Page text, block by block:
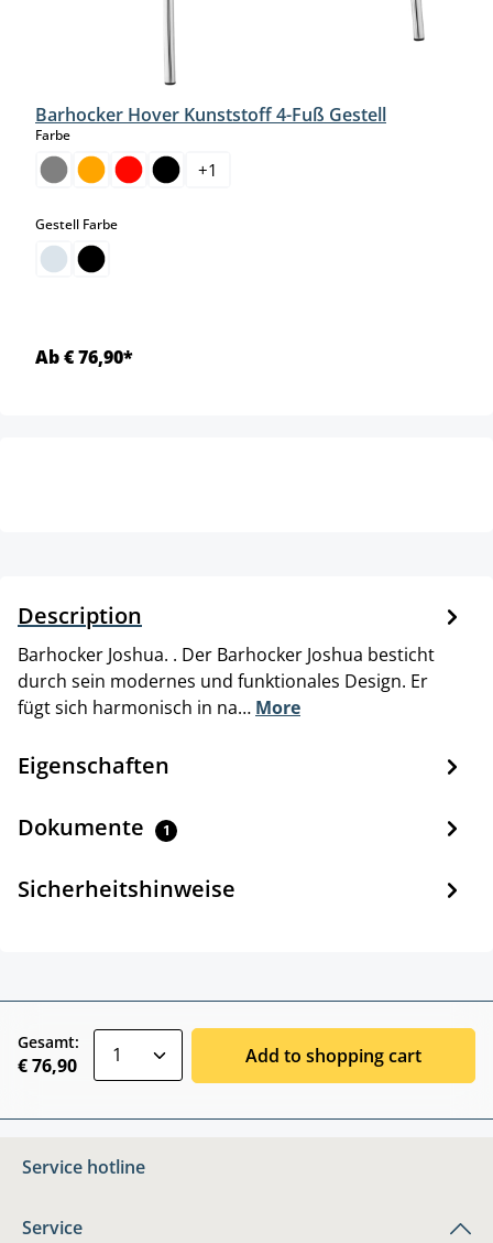
Barhocker Hover Kunststoff 4-Fuß Gestell
Farbeauswählen
+1
Gestell Farbeauswählen
Ab € 76,90*
Description
Barhocker Joshua. . Der Barhocker Joshua besticht
durch sein modernes und funktionales Design. Er
fügt sich harmonisch in na… More
Eigenschaften
Dokumente 1
Sicherheitshinweise
Gesamt:
€ 76,90 Add to shopping cart
Service hotline
Service